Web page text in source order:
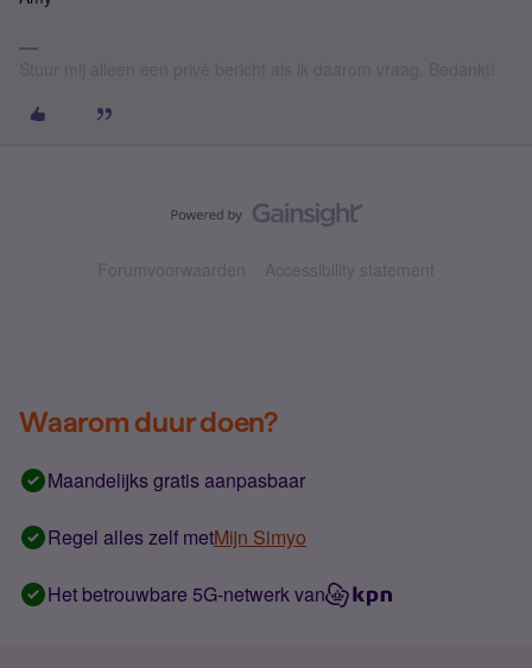
Forumvoorwaarden Accessibility statement
Waarom duur doen?
Maandelijks gratis aanpasbaar
Regel alles zelf metMijn Simyo
Het betrouwbare 5G-netwerk van